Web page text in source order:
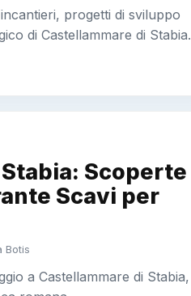
progetti di sviluppo
di Castellammare di Stabia.
Scoperte
Scavi per
Botis
a Castellammare di Stabia,